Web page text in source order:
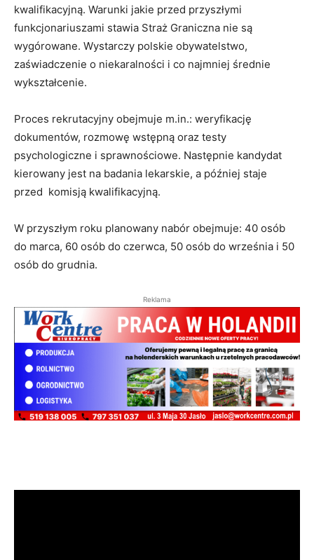
kwalifikacyjną. Warunki jakie przed przyszłymi
funkcjonariuszami stawia Straż Graniczna nie są
wygórowane. Wystarczy polskie obywatelstwo,
zaświadczenie o niekaralności i co najmniej średnie
wykształcenie.
Proces rekrutacyjny obejmuje m.in.: weryfikację
dokumentów, rozmowę wstępną oraz testy
psychologiczne i sprawnościowe. Następnie kandydat
kierowany jest na badania lekarskie, a później staje
przed komisją kwalifikacyjną.
W przyszłym roku planowany nabór obejmuje: 40 osób
do marca, 60 osób do czerwca, 50 osób do września i 50
osób do grudnia.
Reklama